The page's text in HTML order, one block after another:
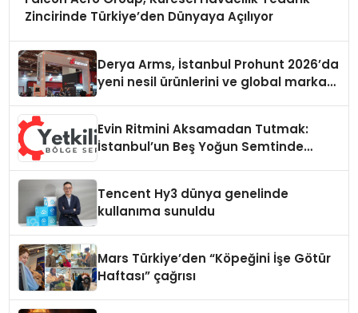
Zincirinde Türkiye’den Dünyaya Açılıyor
Derya Arms, İstanbul Prohunt 2026’da
yeni nesil ürünlerini ve global marka
Evin Ritmini Aksamadan Tutmak:
İstanbul’un Beş Yoğun Semtinde
Tencent Hy3 dünya genelinde
kullanıma sunuldu
Mars Türkiye’den “Köpeğini İşe Götür
Haftası” çağrısı